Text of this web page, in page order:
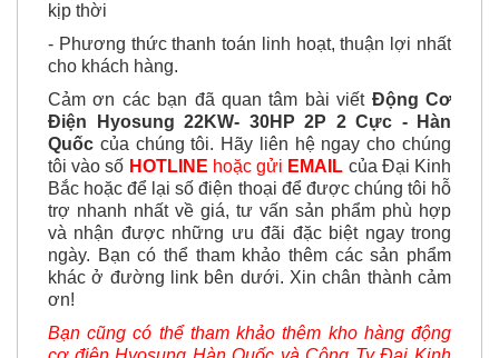
kịp thời
- Phương thức thanh toán linh hoạt, thuận lợi nhất
cho khách hàng.
Cảm ơn các bạn đã quan tâm bài viết Động Cơ
Điện Hyosung 22KW- 30HP 2P 2 Cực - Hàn
Quốc của chúng tôi. Hãy liên hệ ngay cho chúng
tôi vào số HOTLINE hoặc gửi EMAIL của Đại Kinh
Bắc hoặc để lại số điện thoại để được chúng tôi hỗ
trợ nhanh nhất về giá, tư vấn sản phẩm phù hợp
và nhận được những ưu đãi đặc biệt ngay trong
ngày. Bạn có thể tham khảo thêm các sản phẩm
khác ở đường link bên dưới. Xin chân thành cảm
ơn!
Bạn cũng có thể tham khảo thêm kho hàng động